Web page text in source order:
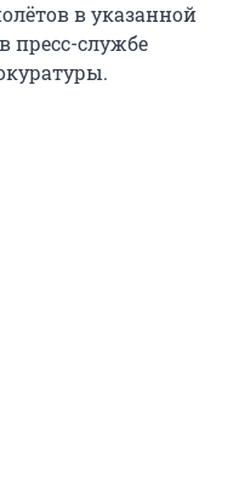
в указанной
пресс-службе